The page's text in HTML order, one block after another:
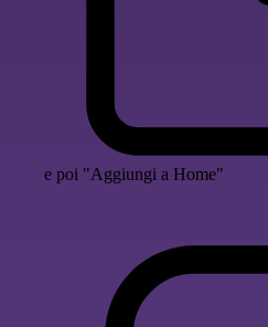
e poi "Aggiungi a Home"